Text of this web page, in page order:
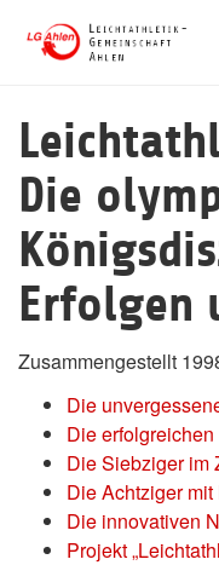
Die
Erfolgen
Zusammengestellt
Die
Die
Die Siebziger im
Die Achtziger
Die innovativen
Projekt